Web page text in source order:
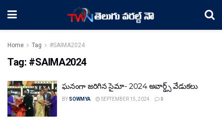
Home Tag #SAIMA2024
Tag: #SAIMA2024
ఘనంగా జరిగిన సైమా- 2024 అవార్డ్స్ వేడుకలు
BY SOWMYA SEPTEMBER 15, 2024 0